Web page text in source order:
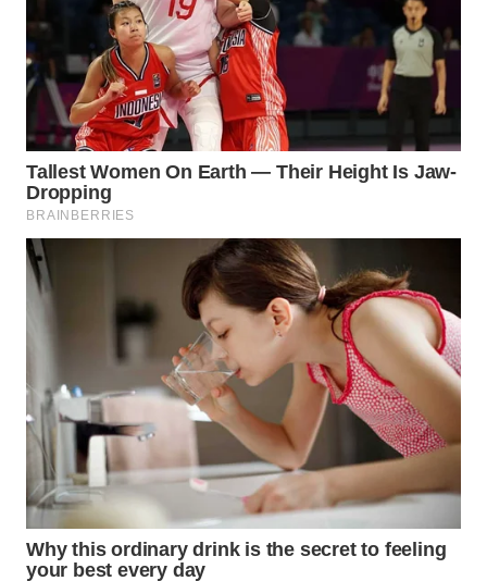
LANGKAT
WN
TAPANULI
SELATAN
WN
TANJUNG
WN
SIMALUNGUN
WN
LABUHANBATU
WN
TAPANULI